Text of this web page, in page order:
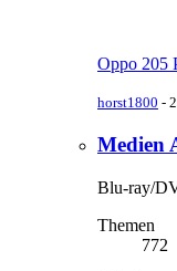
Oppo 205
horst1800 -
Medien
Blu-ray/
Themen
772